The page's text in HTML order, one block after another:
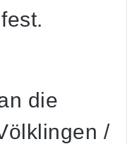
die
/